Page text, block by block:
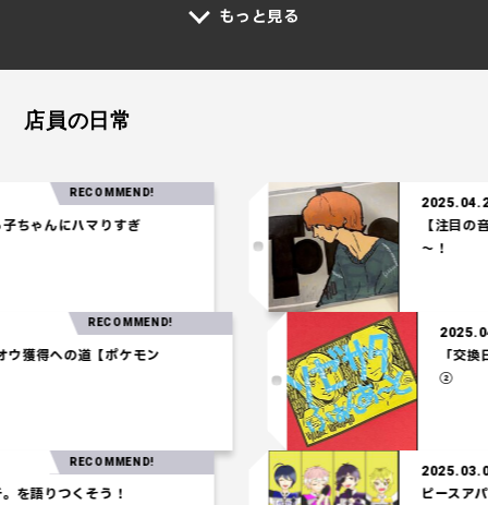
もっと見る
店員の日常
ゃんにハマりすぎ
RECOMMEND!
2025.04.24
【注目の音楽
～！
オウ獲得への道【ポケモン
RECOMMEND!
「
語りつくそう！
RECOMMEND!
2025.03.06
ピースアパー